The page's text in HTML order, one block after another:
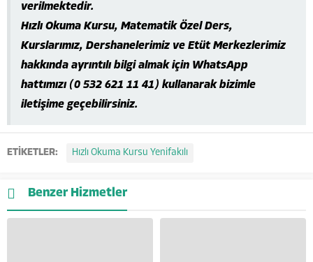
verilmektedir.
Hızlı Okuma Kursu, Matematik Özel Ders,
Kurslarımız, Dershanelerimiz ve Etüt Merkezlerimiz
hakkında ayrıntılı bilgi almak için WhatsApp
hattımızı (0 532 621 11 41) kullanarak bizimle
iletişime geçebilirsiniz.
ETİKETLER: Hızlı Okuma Kursu Yenifakılı
Benzer Hizmetler